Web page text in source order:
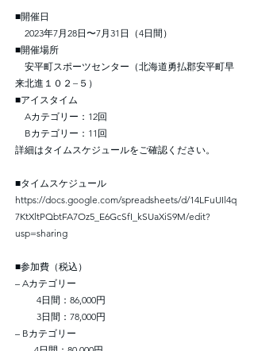
■開催日
2023年7月28日〜7月31日（4日間）
■開催場所
安平町スポーツセンター（北海道勇払郡安平町早
来北進１０２−５）
■アイスタイム
Aカテゴリー：12回
Bカテゴリー：11回
詳細はタイムスケジュールをご確認ください。
■タイムスケジュール
https://docs.google.com/spreadsheets/d/14LFuUIl4q
7KtXltPQbtFA7Oz5_E6GcSfI_kSUaXiS9M/edit?
usp=sharing
■参加費（税込）
– Aカテゴリー
4日間：86,000円
3日間：78,000円
– Bカテゴリー